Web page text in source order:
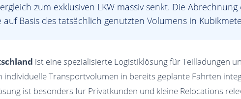
zum exklusiven LKW massiv senkt. Die
Basis des tatsächlich genutzten Volumens in
ist eine spezialisierte Logistiklösung für Teilladungen
individuelle Transportvolumen in bereits geplante Fahrten
ist besonders für Privatkunden und kleine Relocations